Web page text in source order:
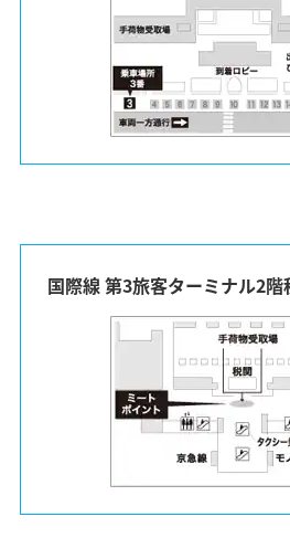
国際線 第3旅客ターミナル2階